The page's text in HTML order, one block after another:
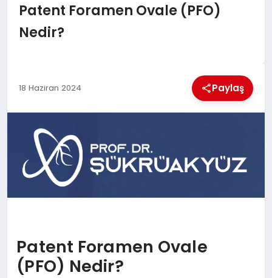
GUNCEL
BESLENME
EĞITIM
TEKNOLOJI
Patent Foramen Ovale (PFO)
Nedir?
18 Haziran 2024 Paylaş
Patent Foramen Ovale
(PFO) Nedir?